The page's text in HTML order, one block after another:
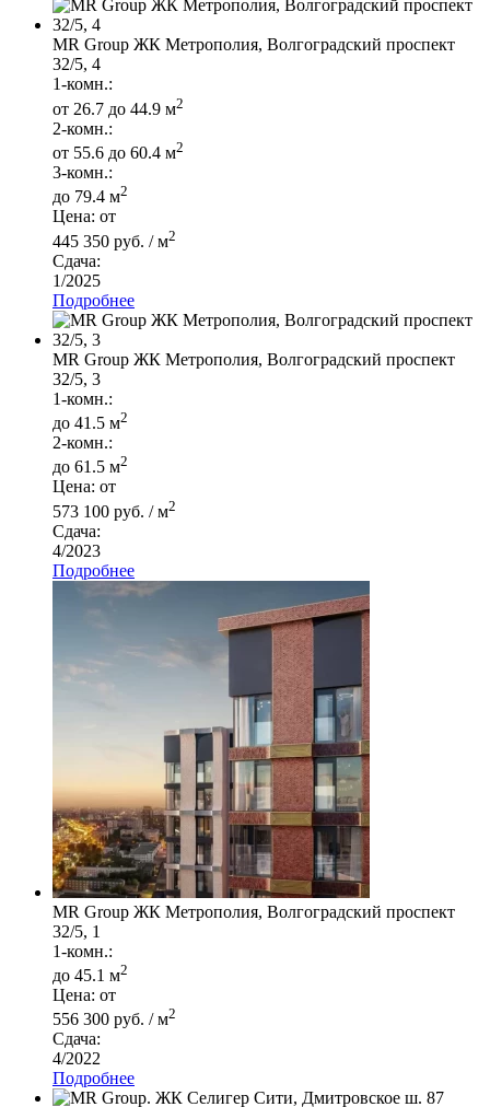
MR Group ЖК Метрополия, Волгоградский проспект
32/5, 4
1-комн.:
от 26.7 до 44.9 м2
2-комн.:
от 55.6 до 60.4 м2
3-комн.:
до 79.4 м2
Цена: от
445 350 руб. / м2
Сдача:
1/2025
Подробнее
MR Group ЖК Метрополия, Волгоградский проспект
32/5, 3
1-комн.:
до 41.5 м2
2-комн.:
до 61.5 м2
Цена: от
573 100 руб. / м2
Сдача:
4/2023
Подробнее
MR Group ЖК Метрополия, Волгоградский проспект
32/5, 1
1-комн.:
до 45.1 м2
Цена: от
556 300 руб. / м2
Сдача:
4/2022
Подробнее